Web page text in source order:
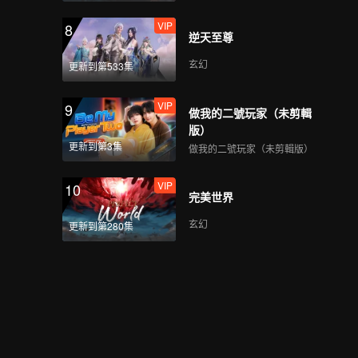
8
更新到第533集
VIP
逆天至尊
玄幻
9
更新到第3集
VIP
做我的二號玩家（未剪輯
版）
做我的二號玩家（未剪輯版）
10
更新到第280集
VIP
完美世界
玄幻